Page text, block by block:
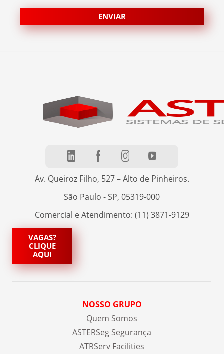
Av. Queiroz Filho, 527 – Alto de Pinheiros.
São Paulo - SP, 05319-000
Comercial e Atendimento: (11) 3871-9129
VAGAS?
CLIQUE
AQUI
NOSSO GRUPO
Quem Somos
ASTERSeg Segurança
ATRServ Facilities